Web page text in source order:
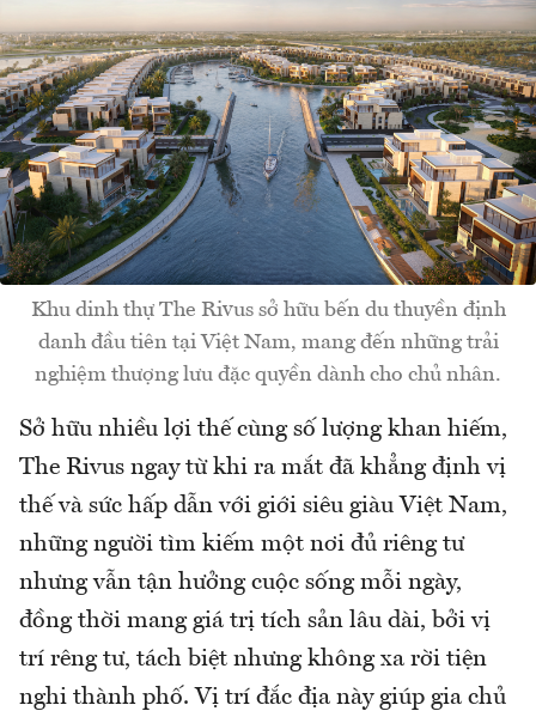
Khu dinh thự The Rivus sở hữu bến du thuyền định
danh đầu tiên tại Việt Nam, mang đến những trải
nghiệm thượng lưu đặc quyền dành cho chủ nhân.
Sở hữu nhiều lợi thế cùng số lượng khan hiếm,
The Rivus ngay từ khi ra mắt đã khẳng định vị
thế và sức hấp dẫn với giới siêu giàu Việt Nam,
những người tìm kiếm một nơi đủ riêng tư
nhưng vẫn tận hưởng cuộc sống mỗi ngày,
đồng thời mang giá trị tích sản lâu dài, bởi vị
trí rêng tư, tách biệt nhưng không xa rời tiện
nghi thành phố. Vị trí đắc địa này giúp gia chủ